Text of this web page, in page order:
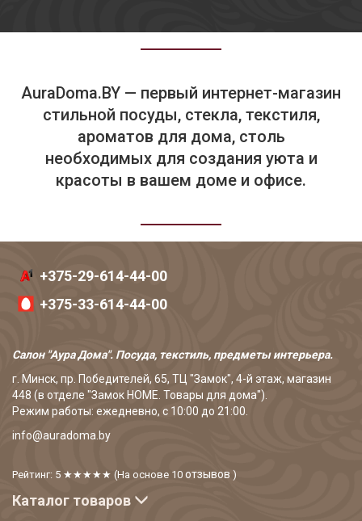
AuraDoma.BY — первый интернет-магазин
стильной посуды, стекла, текстиля,
ароматов для дома, столь
необходимых для создания уюта и
красоты в вашем доме и офисе.
+375-29-614-44-00
+375-33-614-44-00
Салон "Аура Дома". Посуда, текстиль, предметы интерьера.
г. Минск, пр. Победителей, 65, ТЦ "Замок", 4-й этаж, магазин
448 (в отделе "Замок HOME. Товары для дома").
Режим работы: ежедневно, с 10:00 до 21:00.
info@auradoma.by
Рейтинг: 5 ★★★★★ (На основе 10 отзывов )
Каталог товаров